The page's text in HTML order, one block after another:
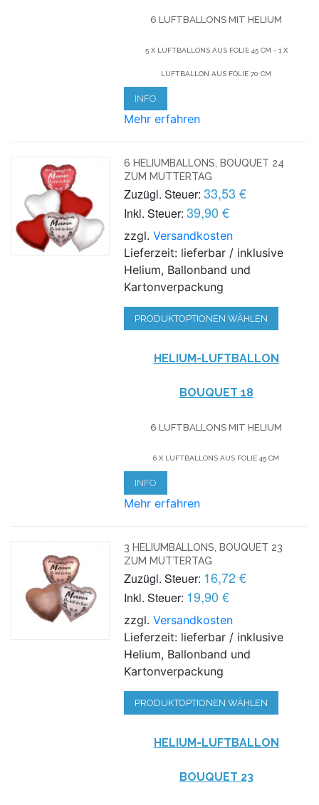
6 LUFTBALLONS MIT HELIUM
5 X LUFTBALLONS AUS FOLIE 45 CM - 1 X
LUFTBALLON AUS FOLIE 70 CM
INFO
Mehr erfahren
6 HELIUMBALLONS, BOUQUET 24
ZUM MUTTERTAG
Zuzügl. Steuer: 33,53 €
Inkl. Steuer: 39,90 €
zzgl.Versandkosten
Lieferzeit: lieferbar / inklusive
Helium, Ballonband und
Kartonverpackung
PRODUKTOPTIONEN WÄHLEN
HELIUM-LUFTBALLON
BOUQUET 18
6 LUFTBALLONS MIT HELIUM
6 X LUFTBALLONS AUS FOLIE 45 CM
INFO
Mehr erfahren
3 HELIUMBALLONS, BOUQUET 23
ZUM MUTTERTAG
Zuzügl. Steuer: 16,72 €
Inkl. Steuer: 19,90 €
zzgl.Versandkosten
Lieferzeit: lieferbar / inklusive
Helium, Ballonband und
Kartonverpackung
PRODUKTOPTIONEN WÄHLEN
HELIUM-LUFTBALLON
BOUQUET 23